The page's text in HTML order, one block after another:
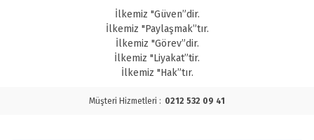
İlkemiz "Güven”dir.
İlkemiz "Paylaşmak”tır.
İlkemiz "Görev”dir.
İlkemiz "Liyakat”tir.
İlkemiz "Hak”tır.
Müşteri Hizmetleri : 0212 532 09 41